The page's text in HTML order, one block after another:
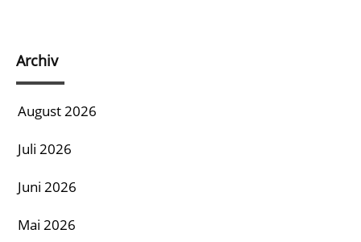
Archiv
August 2026
Juli 2026
Juni 2026
Mai 2026